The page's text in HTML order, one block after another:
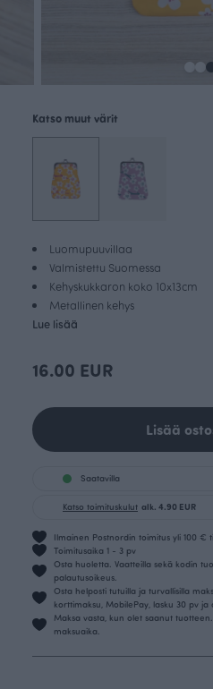
Luomupuuvillaa
Valmistettu Suomessa
Kehyskukkaron koko 10x13cm
Metallinen kehys
Lue lisää
Katso muut värit
16.00 EUR
Lisää
Saatavilla
Katso toimituskulut alk. 4.90 EUR
Ilmainen Postnordin toimitus yli 100 €
Toimitusaika 1 - 3 pv
Osta huoletta. Vaatteilla sekä kodin
palautusoikeus.
Osta helposti tutuilla ja turvallisilla
korttimaksu, MobilePay, lasku 30 pv ja
Maksa vasta, kun olet saanut
maksuaika.